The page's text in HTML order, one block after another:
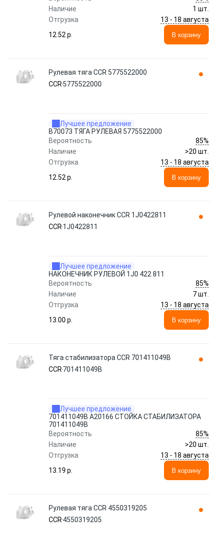
Наличие
1 шт.
Отгрузка
13 - 18 августа
12.52 p.
В корзину
Рулевая тяга CCR 5775522000
CCR 5775522000
Лучшее предложение
B70073 ТЯГА РУЛЕВАЯ 5775522000
Вероятность
85%
Наличие
>20 шт.
Отгрузка
13 - 18 августа
12.52 p.
В корзину
Рулевой наконечник CCR 1J0422811
CCR 1J0422811
Лучшее предложение
НАКОНЕЧНИК РУЛЕВОЙ 1J0 422 811
Вероятность
85%
Наличие
7 шт.
Отгрузка
13 - 18 августа
13.00 p.
В корзину
Тяга стабилизатора CCR 701411049B
CCR 701411049B
Лучшее предложение
701411049B A20166 СТОЙКА СТАБИЛИЗАТОРА
701411049B
Вероятность
85%
Наличие
>20 шт.
Отгрузка
13 - 18 августа
13.19 p.
В корзину
Рулевая тяга CCR 4550319205
CCR 4550319205